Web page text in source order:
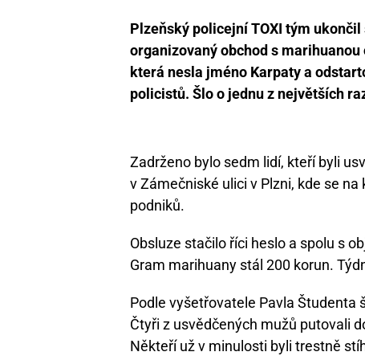
Plzeňský policejní TOXI tým
organizovaný obchod s
která nesla jméno Karpaty a
policistů. Šlo o jednu z největších
Zadrženo bylo sedm lidí, kteří byli
v Zámečniské ulici v Plzni, kde se
podniků.
Obsluze stačilo říci heslo a spolu s
Gram marihuany stál 200 korun.
Podle vyšetřovatele Pavla Študenta
Čtyři z usvědčených mužů putovali
Někteří už v minulosti byli trestně